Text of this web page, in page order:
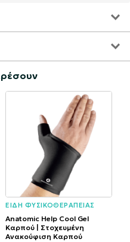
ΕΙΔΗ ΦΥΣΙΚΟΘΕΡΑΠΕΙΑΣ
Anatomic Help Cool Gel
Καρπού | Στοχευμένη
Ανακούφιση Καρπού